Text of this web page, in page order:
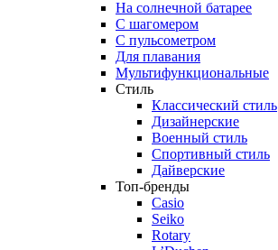
На солнечной батарее
С шагомером
С пульсометром
Для плавания
Мультифункциональные
Стиль
Классический стиль
Дизайнерские
Военный стиль
Спортивный стиль
Дайверские
Топ-бренды
Casio
Seiko
Rotary